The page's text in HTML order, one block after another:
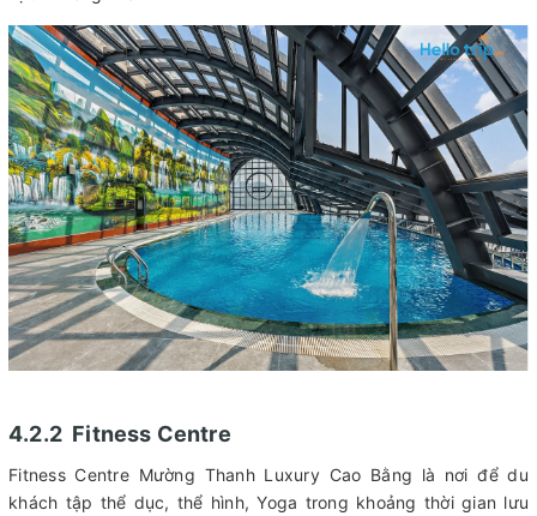
4.2.2 Fitness Centre
Fitness Centre Mường Thanh Luxury Cao Bằng là nơi để du
khách tập thể dục, thể hình, Yoga trong khoảng thời gian lưu